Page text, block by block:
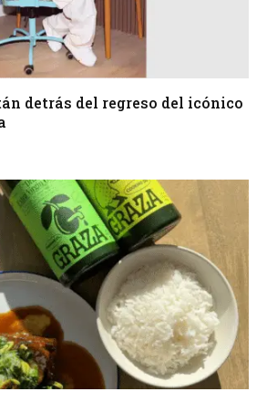
detrás del regreso del icónico